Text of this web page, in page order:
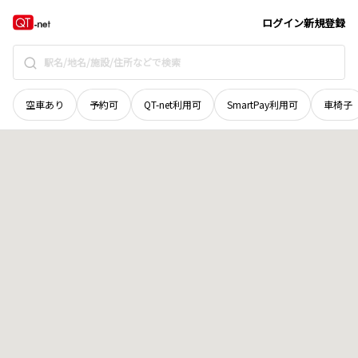
ログイン新規登録
空車あり 予約可 QT-net利用可 SmartPay利用可 車椅子
徳島県